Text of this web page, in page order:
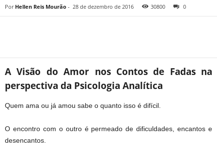
Por Hellen Reis Mourão - 28 de dezembro de 2016 30800 0
A Visão do Amor nos Contos de Fadas na
perspectiva da Psicologia Analítica
Quem ama ou já amou sabe o quanto isso é difícil.
O encontro com o outro é permeado de dificuldades, encantos e
desencantos.